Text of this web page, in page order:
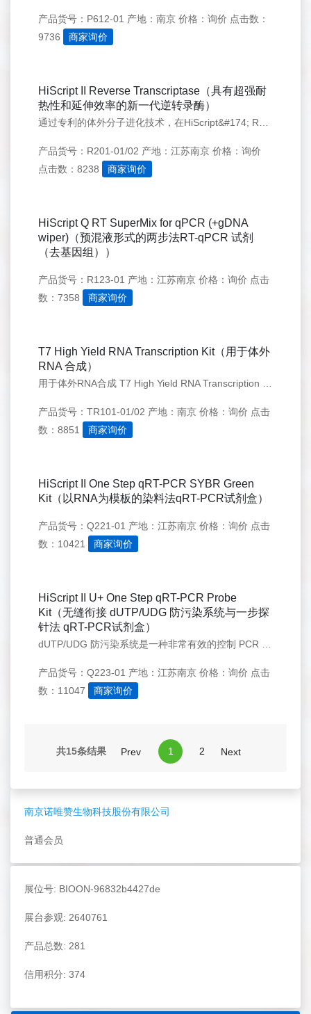
南京诺唯赞生物科技股份有限公司
普通会员
展位号: BIOON-96832b4427de
展台参观: 2640761
产品总数: 281
信用积分: 374
产品货号：P612-01 产地：南京 价格：询价 点击数：
9736
商家询价
HiScript II Reverse Transcriptase（具有超强耐
热性和延伸效率的新一代逆转录酶）
产品货号：R201-01/02 产地：江苏南京 价格：询价
点击数：8238
商家询价
HiScript Q RT SuperMix for qPCR (+gDNA
wiper)（预混液形式的两步法RT-qPCR 试剂
（去基因组））
产品货号：R123-01 产地：江苏南京 价格：询价 点击
数：7358
商家询价
T7 High Yield RNA Transcription Kit（用于体外
RNA 合成）
产品货号：TR101-01/02 产地：南京 价格：询价 点击
数：8851
商家询价
HiScript II One Step qRT-PCR SYBR Green
Kit（以RNA为模板的染料法qRT-PCR试剂盒）
产品货号：Q221-01 产地：江苏南京 价格：询价 点击
数：10421
商家询价
HiScript II U+ One Step qRT-PCR Probe
Kit（无缝衔接 dUTP/UDG 防污染系统与一步探
针法 qRT-PCR试剂盒）
产品货号：Q223-01 产地：江苏南京 价格：询价 点击
数：11047
商家询价
共15条结果 Prev 1 2 Next